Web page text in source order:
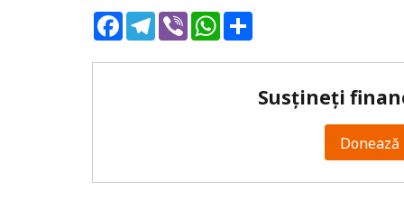
FacebookTelegram
ViberWhatsApp
Susțineți